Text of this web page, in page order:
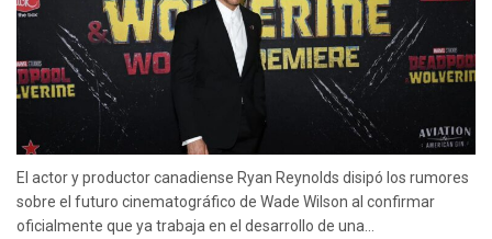
El actor y productor canadiense Ryan Reynolds disipó los rumores
sobre el futuro cinematográfico de Wade Wilson al confirmar
oficialmente que ya trabaja en el desarrollo de una...